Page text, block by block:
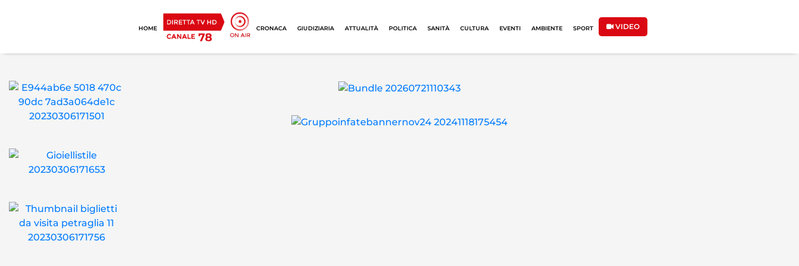
HOME CRONACA GIUDIZIARIA ATTUALITÀ POLITICA SANITÀ CULTURA EVENTI AMBIENTE SPORT VIDEO